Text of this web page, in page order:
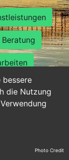
bessere
die Nutzung
Photo Credit